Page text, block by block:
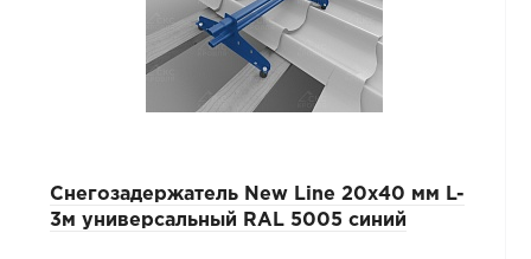
Снегозадержатель New Line 20х40 мм L-
3м универсальный RAL 5005 синий